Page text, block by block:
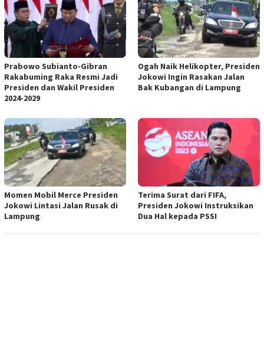
Prabowo Subianto-Gibran
Rakabuming Raka Resmi Jadi
Presiden dan Wakil Presiden
2024-2029
Ogah Naik Helikopter, Presiden
Jokowi Ingin Rasakan Jalan
Bak Kubangan di Lampung
Momen Mobil Merce Presiden
Jokowi Lintasi Jalan Rusak di
Lampung
Terima Surat dari FIFA,
Presiden Jokowi Instruksikan
Dua Hal kepada PSSI